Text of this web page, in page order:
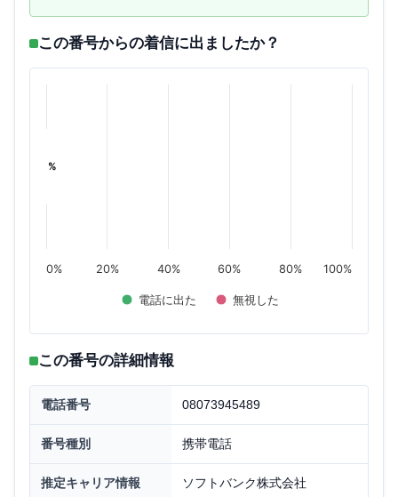
この番号からの着信に出ましたか？
%
%
電話に出た 無視した
0% 20% 40% 60% 80% 100%
この番号の詳細情報
電話番号 08073945489
番号種別 携帯電話
推定キャリア情報 ソフトバンク株式会社